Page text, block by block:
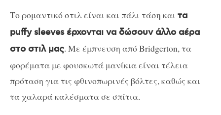
Το ρομαντικό στιλ είναι και πάλι τάση και τα
puffy sleeves έρχονται να δώσουν άλλο αέρα
στο στιλ μας. Με έμπνευση από Bridgerton, τα
φορέματα με φουσκωτά μανίκια είναι τέλεια
πρόταση για τις φθινοπωρινές βόλτες, καθώς και
τα χαλαρά καλέσματα σε σπίτια.